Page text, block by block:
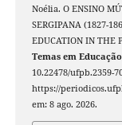
Noélia. O ENSINO
SERGIPANA (1827-
EDUCATION IN THE
Temas em Educação
10.22478/ufpb.2359-
https://
em: 8 ago. 2026.